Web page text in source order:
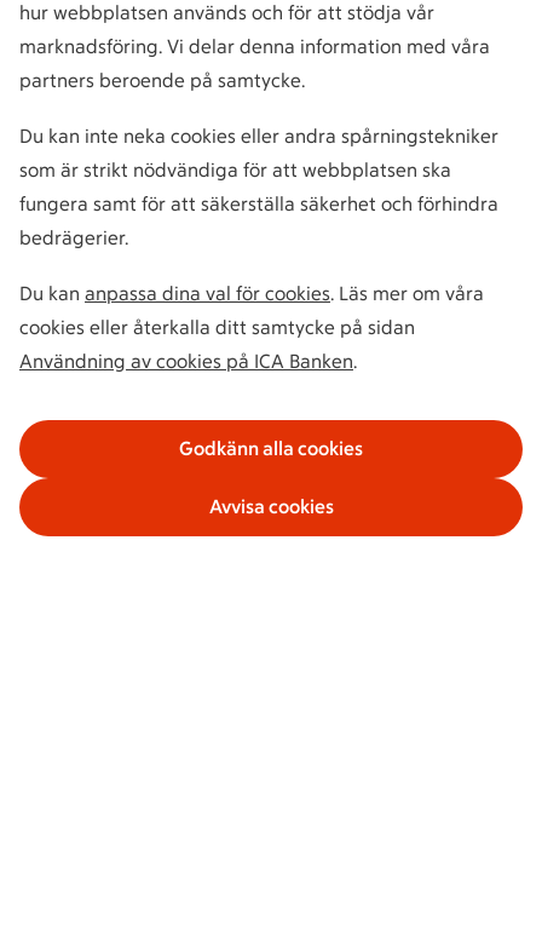
hur webbplatsen används och för att stödja vår
marknadsföring. Vi delar denna information med våra
partners beroende på samtycke.
Du kan inte neka cookies eller andra spårningstekniker
som är strikt nödvändiga för att webbplatsen ska
fungera samt för att säkerställa säkerhet och förhindra
bedrägerier.
Du kan anpassa dina val för cookies. Läs mer om våra
cookies eller återkalla ditt samtycke på sidan
Användning av cookies på ICA Banken.
Godkänn alla cookies
Avvisa cookies